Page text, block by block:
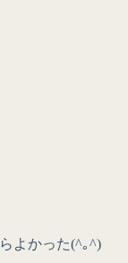
よかった(^｡^)